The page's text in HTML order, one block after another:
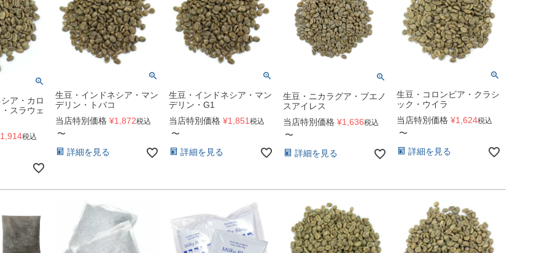
ア・カロ
スラウェ
1,914税込
生豆・インドネシア・マン
デリン・トバコ
当店特別価格 ¥1,872税込
〜
詳細を見る
生豆・インドネシア・マン
デリン・G1
当店特別価格 ¥1,851税込
〜
詳細を見る
生豆・ニカラグア・ブエノ
スアイレス
当店特別価格 ¥1,636税込
〜
詳細を見る
生豆・コロンビア・クラシ
ック・ウイラ
当店特別価格 ¥1,624税込
〜
詳細を見る